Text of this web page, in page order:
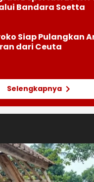
Rumah Warga di